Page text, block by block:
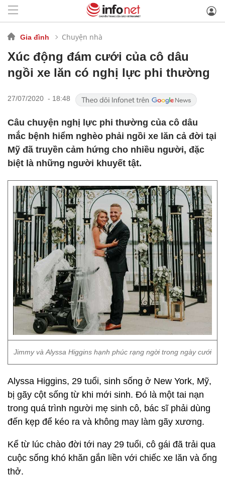
Gia đình Chuyện nhà
Xúc động đám cưới của cô dâu
ngồi xe lăn có nghị lực phi thường
27/07/2020 - 18:48
Câu chuyện nghị lực phi thường của cô dâu
mắc bệnh hiểm nghèo phải ngồi xe lăn cả đời tại
Mỹ đã truyền cảm hứng cho nhiều người, đặc
biệt là những người khuyết tật.
Jimmy và Alyssa Higgins hạnh phúc rạng ngời trong ngày cưới
Alyssa Higgins, 29 tuổi, sinh sống ở New York, Mỹ,
bị gãy cột sống từ khi mới sinh. Đó là một tai nạn
trong quá trình người mẹ sinh cô, bác sĩ phải dùng
đến kẹp để kéo ra và không may làm gãy xương.
Kể từ lúc chào đời tới nay 29 tuổi, cô gái đã trải qua
cuộc sống khó khăn gắn liền với chiếc xe lăn và ống
thở.